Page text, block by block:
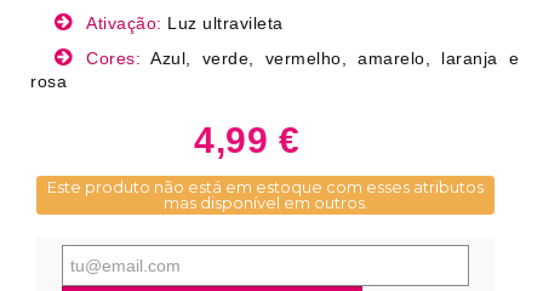
Ativação: Luz ultravileta
Cores: Azul, verde, vermelho, amarelo, laranja e
rosa
4,99 €
Este produto não está em estoque com esses atributos
mas disponível em outros.